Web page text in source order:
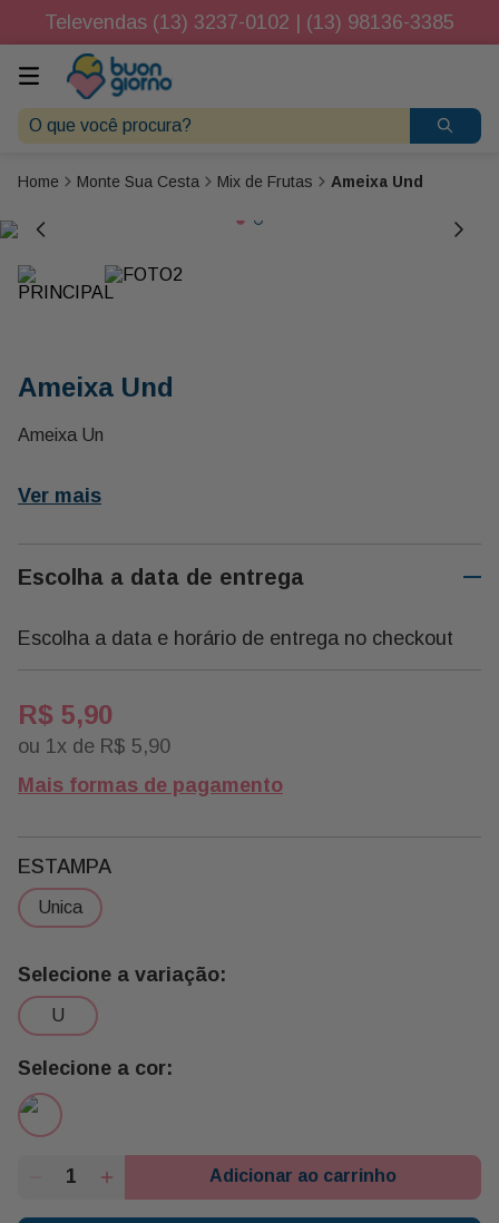
Televendas (13) 3237-0102 | (13) 98136-3385
O que você procura?
Monte Sua Cesta Mix de Frutas Ameixa Und
Ameixa Und
Ameixa Un
Ver mais
Escolha a data de entrega
Escolha a data e horário de entrega no checkout
R$ 5,90
ou 1 x de R$ 5,90
Mais formas de pagamento
u
ESTAMPA
unica
Adicionar ao carrinho